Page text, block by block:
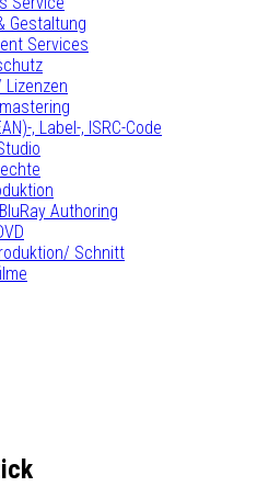
Gestaltung
Services
Lizenzen
, Label-, ISRC-Code
Authoring
Schnitt